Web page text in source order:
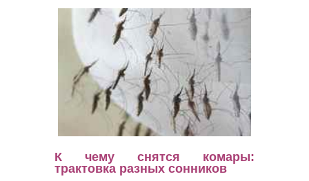
К чему снятся комары:
трактовка разных сонников